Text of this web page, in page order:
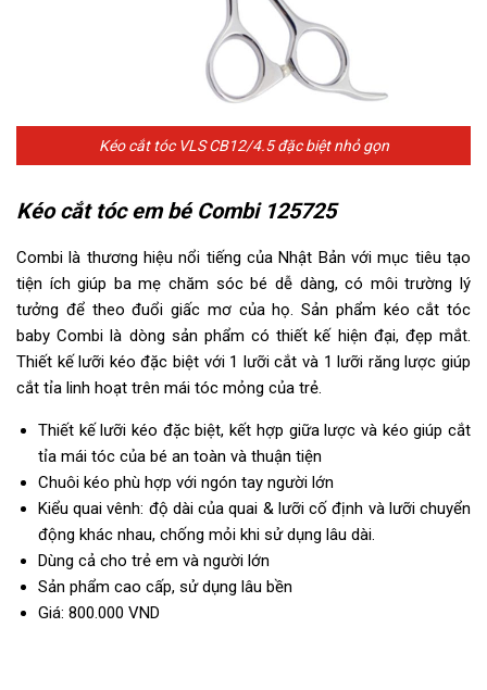
Kéo cắt tóc VLS CB12/4.5 đặc biệt nhỏ gọn
Kéo cắt tóc em bé Combi 125725
Combi là thương hiệu nổi tiếng của Nhật Bản với mục tiêu tạo
tiện ích giúp ba mẹ chăm sóc bé dễ dàng, có môi trường lý
tưởng để theo đuổi giấc mơ của họ. Sản phẩm kéo cắt tóc
baby Combi là dòng sản phẩm có thiết kế hiện đại, đẹp mắt.
Thiết kế lưỡi kéo đặc biệt với 1 lưỡi cắt và 1 lưỡi răng lược giúp
cắt tỉa linh hoạt trên mái tóc mỏng của trẻ.
Thiết kế lưỡi kéo đặc biệt, kết hợp giữa lược và kéo giúp cắt
tỉa mái tóc của bé an toàn và thuận tiện
Chuôi kéo phù hợp với ngón tay người lớn
Kiểu quai vênh: độ dài của quai & lưỡi cố định và lưỡi chuyển
động khác nhau, chống mỏi khi sử dụng lâu dài.
Dùng cả cho trẻ em và người lớn
Sản phẩm cao cấp, sử dụng lâu bền
Giá: 800.000 VND